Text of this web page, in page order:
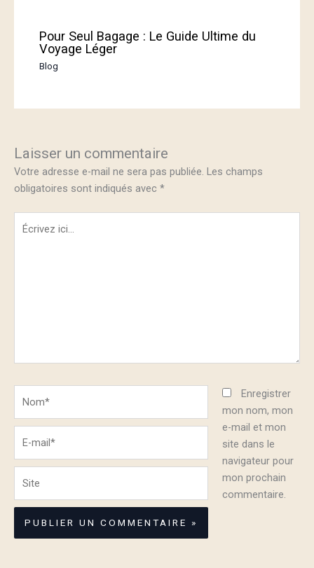
Pour Seul Bagage : Le Guide Ultime du
Voyage Léger
Blog
Laisser un commentaire
Votre adresse e-mail ne sera pas publiée. Les champs
obligatoires sont indiqués avec *
Écrivez
ici…
mail*
Enregistrer
mon nom, mon
e-mail et mon
site dans le
navigateur pour
mon prochain
commentaire.